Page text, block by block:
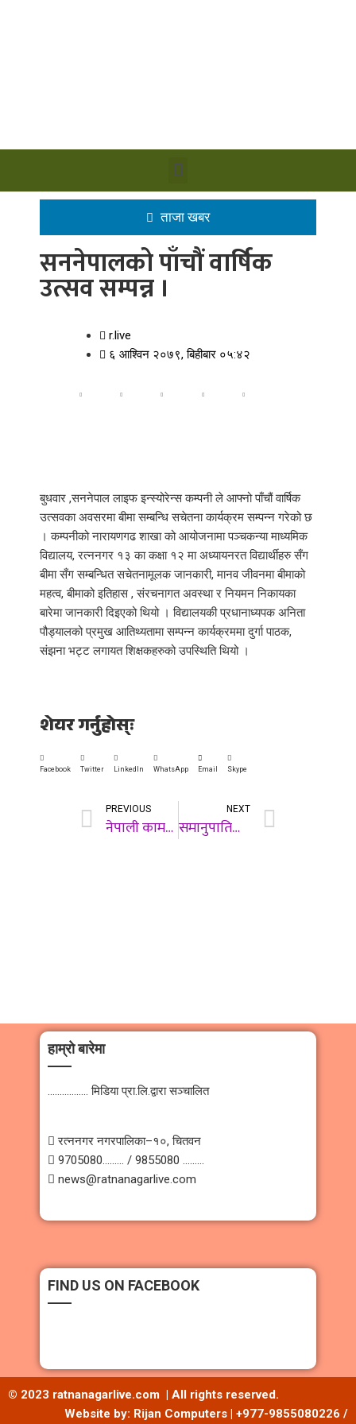
ताजा खबर
सननेपालको पाँचौं वार्षिक
उत्सव सम्पन्न ।
r.live
६ आश्विन २०७९, बिहीबार ०५:४२
बुधवार ,सननेपाल लाइफ इन्स्योरेन्स कम्पनी ले आफ्नो पाँचौं वार्षिक
उत्सवका अवसरमा बीमा सम्बन्धि सचेतना कार्यक्रम सम्पन्न गरेको छ
। कम्पनीको नारायणगढ शाखा को आयोजनामा पञ्चकन्या माध्यमिक
विद्यालय, रत्ननगर १३ का कक्षा १२ मा अध्यायनरत विद्यार्थीहरु सँग
बीमा सँग सम्बन्धित सचेतनामूलक जानकारी, मानव जीवनमा बीमाको
महत्व, बीमाको इतिहास , संरचनागत अवस्था र नियमन निकायका
बारेमा जानकारी दिइएको थियो । विद्यालयकी प्रधानाध्यपक अनिता
पौड्यालको प्रमुख आतिथ्यतामा सम्पन्न कार्यक्रममा दुर्गा पाठक,
संझना भट्ट लगायत शिक्षकहरुको उपस्थिति थियो ।
शेयर गर्नुहोस्ः
Facebook Twitter LinkedIn WhatsApp Email Skype
PREVIOUS
नेपाली कामदार जापान पठाउने विषयमा छलफल गर्न संयुक्त कार्यसमितिको बैठक बस्दै
NEXT
समानुपातिक तर्फको मतगणना आज सक्ने आयोगको योजना
हाम्रो बारेमा
…………….. मिडिया प्रा.लि.द्वारा सञ्चालित
 रत्ननगर नगरपालिका–१०, चितवन
 9705080……… / 9855080 ………
 news@ratnanagarlive.com
FIND US ON FACEBOOK
© 2023 ratnanagarlive.com | All rights reserved.
Website by: Rijan Computers | +977-9855080226 /